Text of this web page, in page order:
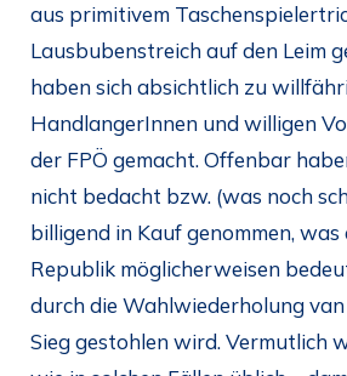
aus primitivem
Lausbubenstreich auf den Leim
haben sich absichtlich zu
HandlangerInnen und willigen
der FPÖ gemacht. Offenbar
nicht bedacht bzw. (was noch
billigend in Kauf genommen, was
Republik möglicherweisen
durch die Wahlwiederholung
Sieg gestohlen wird. Vermutlich